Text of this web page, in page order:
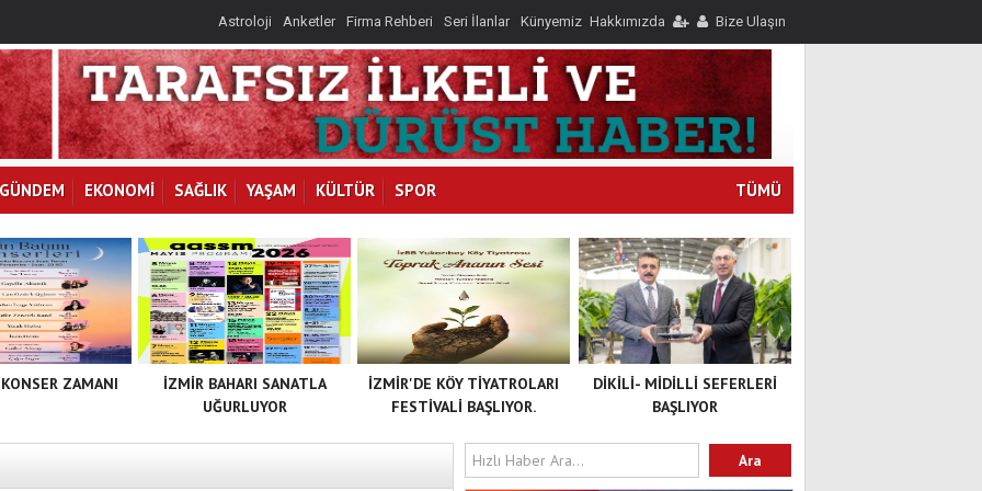
Astroloji Anketler Firma Rehberi Seri İlanlar Künyemiz Hakkımızda Bize Ulaşın
GÜNDEM EKONOMİ SAĞLIK YAŞAM KÜLTÜR SPOR TÜMÜ
ZAMANI
İZMİR BAHARI SANATLA
UĞURLUYOR
DİKİLİ- MİDİLLİ SEFERLERİ
BAŞLIYOR
İZMİR'DE KÖY TİYATROLARI
FESTİVALİ BAŞLIYOR.